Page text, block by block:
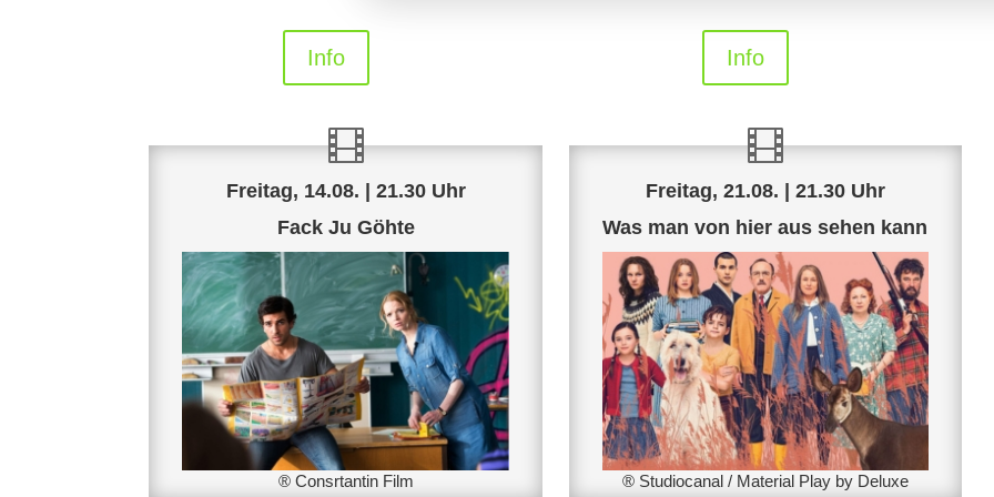
Info Info
Freitag, 14.08. | 21.30 Uhr
Fack Ju Göhte
® Consrtantin Film
Freitag, 21.08. | 21.30 Uhr
Was man von hier aus sehen kann
® Studiocanal / Material Play by Deluxe